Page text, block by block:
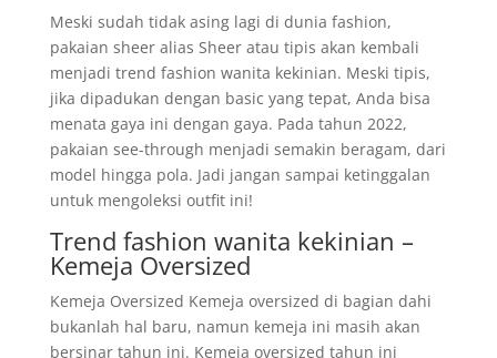
Meski sudah tidak asing lagi di dunia fashion,
pakaian sheer alias Sheer atau tipis akan kembali
menjadi trend fashion wanita kekinian. Meski tipis,
jika dipadukan dengan basic yang tepat, Anda bisa
menata gaya ini dengan gaya. Pada tahun 2022,
pakaian see-through menjadi semakin beragam, dari
model hingga pola. Jadi jangan sampai ketinggalan
untuk mengoleksi outfit ini!
Trend fashion wanita kekinian –
Kemeja Oversized
Kemeja Oversized Kemeja oversized di bagian dahi
bukanlah hal baru, namun kemeja ini masih akan
bersinar tahun ini. Kemeja oversized tahun ini